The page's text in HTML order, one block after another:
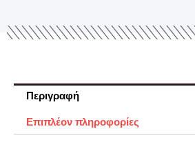
Περιγραφή
Επιπλέον πληροφορίες